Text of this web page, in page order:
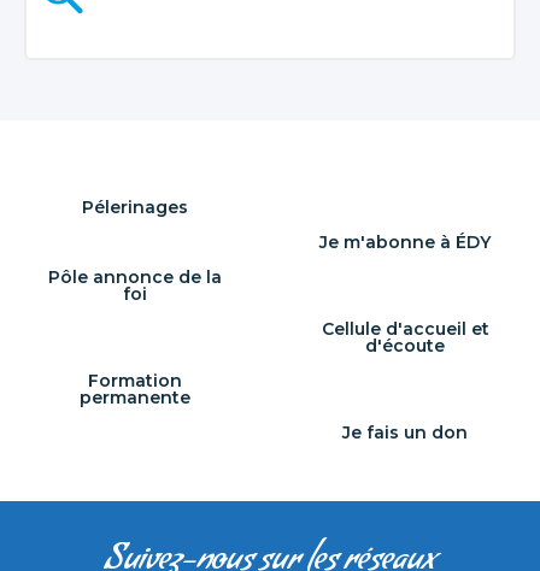
Pélerinages
Je m'abonne à ÉDY
Pôle annonce de la
foi
Cellule d'accueil et
d'écoute
Formation
permanente
Je fais un don